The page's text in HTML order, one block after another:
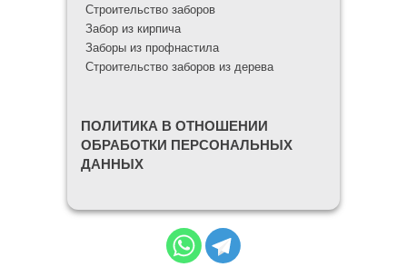
Строительство заборов
Забор из кирпича
Заборы из профнастила
Строительство заборов из дерева
ПОЛИТИКА В ОТНОШЕНИИ
ОБРАБОТКИ ПЕРСОНАЛЬНЫХ
ДАННЫХ